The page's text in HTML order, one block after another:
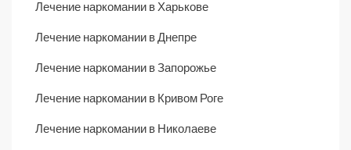
Лечение наркомании в Харькове
Лечение наркомании в Днепре
Лечение наркомании в Запорожье
Лечение наркомании в Кривом Роге
Лечение наркомании в Николаеве